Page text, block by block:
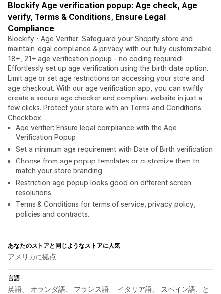
Blockify Age verification popup: Age check, Age
verify, Terms & Conditions, Ensure Legal
Compliance
Blockify - Age Verifier: Safeguard your Shopify store and
maintain legal compliance & privacy with our fully customizable
18+, 21+ age verification popup - no coding required!
Effortlessly set up age verification using the birth date option.
Limit age or set age restrictions on accessing your store and
age checkout. With our age verification app, you can swiftly
create a secure age checker and compliant website in just a
few clicks. Protect your store with an Terms and Conditions
Checkbox.
Age verifier: Ensure legal compliance with the Age
Verification Popup
Set a minimum age requirement with Date of Birth verification
Choose from age popup templates or customize them to
match your store branding
Restriction age popup looks good on different screen
resolutions
Terms & Conditions for terms of service, privacy policy,
policies and contracts.
あなたのストアと同じようなストアに人気
アメリカに拠点
言語
英語、 オランダ語、 フランス語、 イタリア語、 スペイン語、と